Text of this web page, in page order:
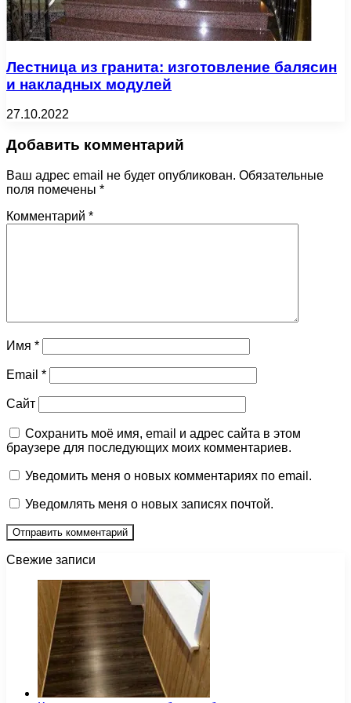
Лестница из гранита: изготовление балясин
и накладных модулей
27.10.2022
Добавить комментарий
Ваш адрес email не будет опубликован. Обязательные
поля помечены *
Комментарий *
Имя *
Email *
Сайт
Сохранить моё имя, email и адрес сайта в этом
браузере для последующих моих комментариев.
Уведомить меня о новых комментариях по email.
Уведомлять меня о новых записях почтой.
Свежие записи